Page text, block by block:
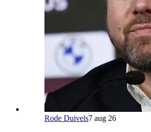
Rode Duivels7 aug 26